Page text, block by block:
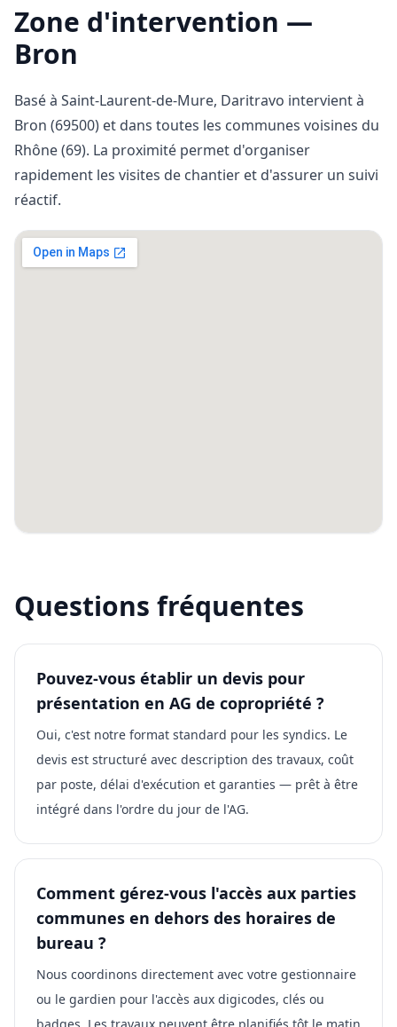
Zone d'intervention —
Bron
Basé à Saint-Laurent-de-Mure, Daritravo intervient à
Bron (69500) et dans toutes les communes voisines du
Rhône (69). La proximité permet d'organiser
rapidement les visites de chantier et d'assurer un suivi
réactif.
Questions fréquentes
Pouvez-vous établir un devis pour
présentation en AG de copropriété ?
Oui, c'est notre format standard pour les syndics. Le
devis est structuré avec description des travaux, coût
par poste, délai d'exécution et garanties — prêt à être
intégré dans l'ordre du jour de l'AG.
Comment gérez-vous l'accès aux parties
communes en dehors des horaires de
bureau ?
Nous coordinons directement avec votre gestionnaire
ou le gardien pour l'accès aux digicodes, clés ou